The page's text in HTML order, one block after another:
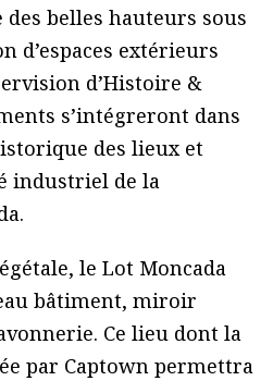
belles hauteurs sous
d’espaces extérieurs
d’Histoire &
s’intégreront dans
des lieux et
industriel de la
le Lot Moncada
bâtiment, miroir
Ce lieu dont la
par Captown permettra